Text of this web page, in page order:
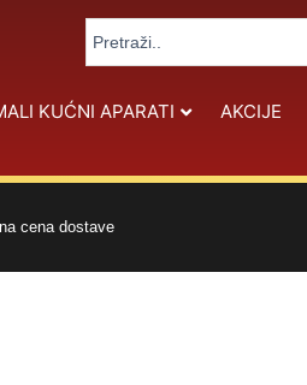
...
KUĆNI APARATI AKCIJE
cena dostave